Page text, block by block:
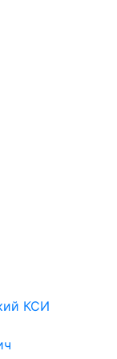
КСИ